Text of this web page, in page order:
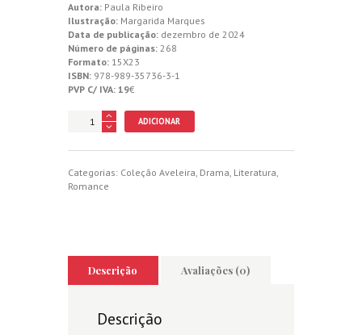
Autora: Paula Ribeiro
Ilustração: Margarida Marques
Data de publicação: dezembro de 2024
Número de páginas: 268
Formato: 15X23
ISBN: 978-989-35736-3-1
PVP C/ IVA: 19€
Quantidade
Estrada
ADICIONAR
Categorias: Coleção Aveleira Drama Literatura
Romance
Descrição Avaliações (0)
Descrição